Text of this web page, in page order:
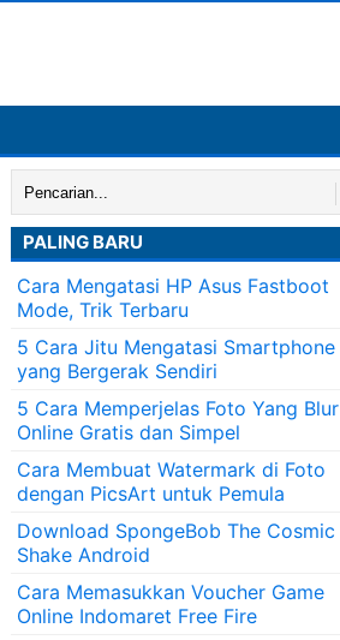
Cari:
PALING BARU
Cara Mengatasi HP Asus Fastboot
Mode, Trik Terbaru
5 Cara Jitu Mengatasi Smartphone
yang Bergerak Sendiri
5 Cara Memperjelas Foto Yang Blur
Online Gratis dan Simpel
Cara Membuat Watermark di Foto
dengan PicsArt untuk Pemula
Download SpongeBob The Cosmic
Shake Android
Cara Memasukkan Voucher Game
Online Indomaret Free Fire